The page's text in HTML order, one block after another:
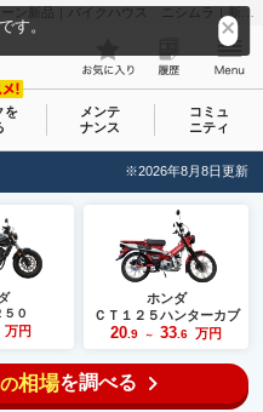
ホンダ(HONDA) ＣＢＦ１２５ 逆車 Ｄチェーン新品｜バイクハウス ニシムラ｜新車・中古バイクなら【グーバイク(GooBike)】
す。
を
メンテ
ナンス
コミュ
ニティ
※2026年8月8日更新
５０
万円
ホンダ
ＣＴ１２５ハンターカブ
20 .9 ～ 33 .6 万円
の相場を調べる